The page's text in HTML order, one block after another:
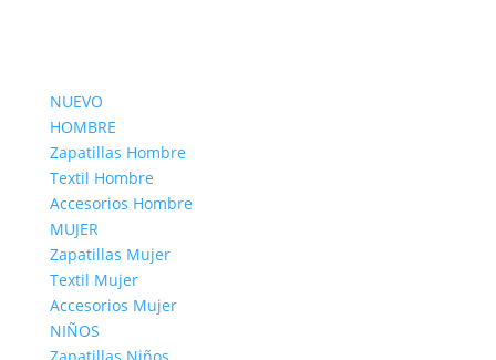
NUEVO
HOMBRE
Zapatillas Hombre
Textil Hombre
Accesorios Hombre
MUJER
Zapatillas Mujer
Textil Mujer
Accesorios Mujer
NIÑOS